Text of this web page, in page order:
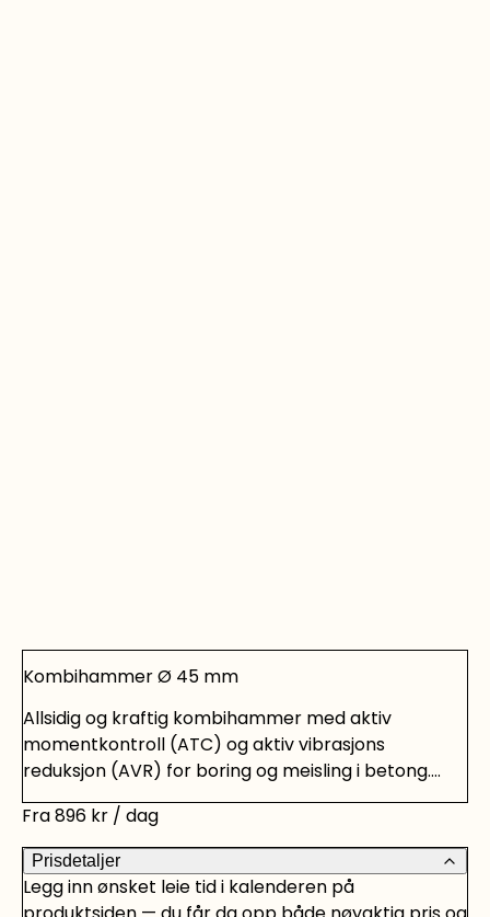
Kombihammer Ø 45 mm
Allsidig og kraftig kombihammer med aktiv
momentkontroll (ATC) og aktiv vibrasjons
reduksjon (AVR) for boring og meisling i betong.
Bruksområder: Boring av ankerhull og
gjennomføringer i betong og mur samt
korrigerende meisling i betong og mur. Egenskaper:
ATC (Active Torque Control) - Aktiv Moment
kontroll gir økt brukerbeskyttelse. AVR (Aktiv
Fra896 kr / dag
Prisdetaljer
Legg inn ønsket leie tid i kalenderen på